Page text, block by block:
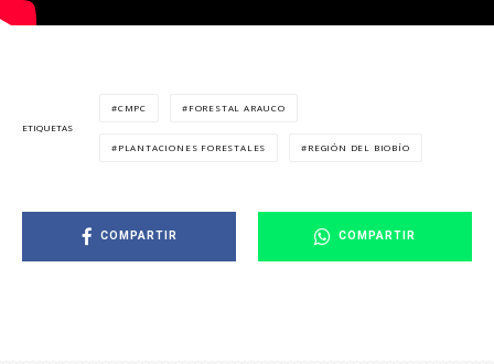
ETIQUETAS
CMPC FORESTAL ARAUCO
PLANTACIONES FORESTALES REGIÓN DEL BIOBÍO
COMPARTIR COMPARTIR